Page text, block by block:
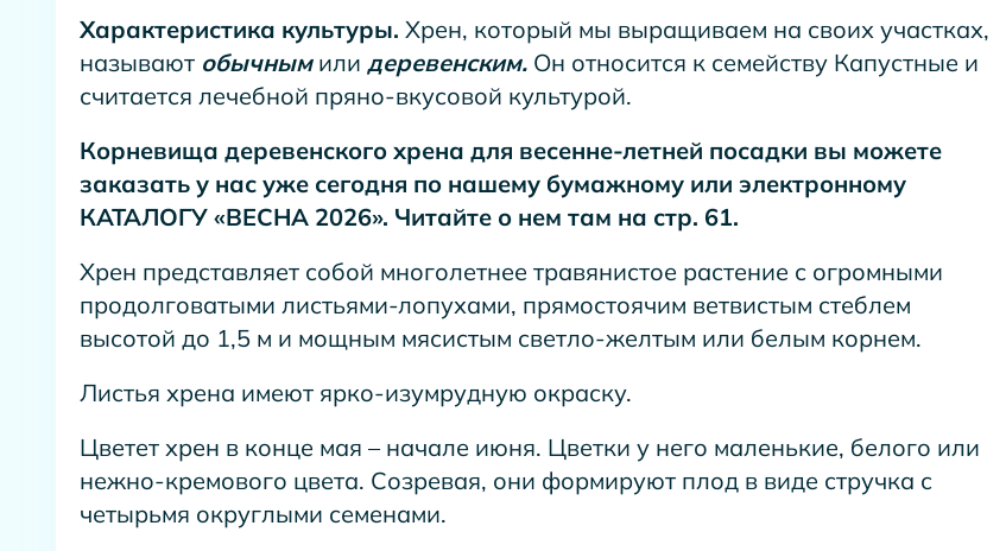
Характеристика культуры. Хрен, который мы выращиваем на своих участках,
называют обычнымили деревенским. Он относится к семейству Капустные и
считается лечебной пряно-вкусовой культурой.
Корневища деревенского хрена для весенне-летней посадки вы можете
заказать у нас уже сегодня по нашему бумажному или электронному
КАТАЛОГУ «ВЕСНА 2026». Читайте о нем там на стр. 61.
Хрен представляет собой многолетнее травянистое растение с огромными
продолговатыми листьями-лопухами, прямостоячим ветвистым стеблем
высотой до 1,5 м и мощным мясистым светло-желтым или белым корнем.
Листья хрена имеют ярко-изумрудную окраску.
Цветет хрен в конце мая – начале июня. Цветки у него маленькие, белого или
нежно-кремового цвета. Созревая, они формируют плод в виде стручка с
четырьмя округлыми семенами.